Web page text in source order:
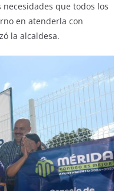
que todos los
en atenderla con
la alcaldesa.